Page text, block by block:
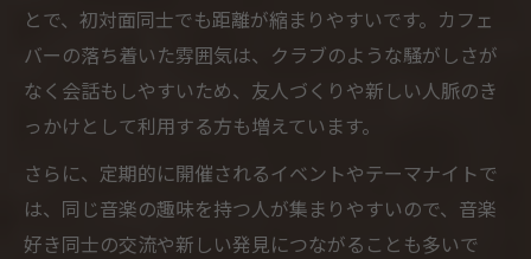
とで、初対面同士でも距離が縮まりやすいです。カフェ
バーの落ち着いた雰囲気は、クラブのような騒がしさが
なく会話もしやすいため、友人づくりや新しい人脈のき
っかけとして利用する方も増えています。
さらに、定期的に開催されるイベントやテーマナイトで
は、同じ音楽の趣味を持つ人が集まりやすいので、音楽
好き同士の交流や新しい発見につながることも多いで